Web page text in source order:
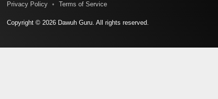
Privacy Policy
Terms of Service
Copyright © 2026 Dawuh Guru. All rights reserved.